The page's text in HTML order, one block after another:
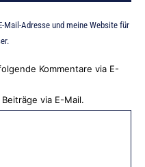
Mail-Adresse und meine Website für
Kommentare via E-
via E-Mail.